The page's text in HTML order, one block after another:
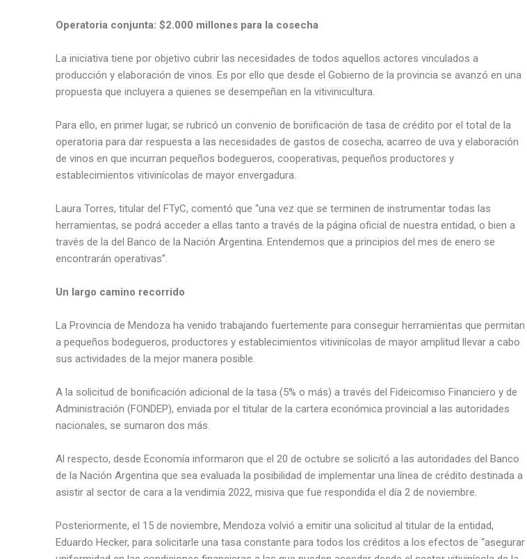
Operatoria conjunta: $2.000 millones para la cosecha
La iniciativa tiene por objetivo cubrir las necesidades de todos aquellos actores vinculados a
producción y elaboración de vinos. Es por ello que desde el Gobierno de la provincia se avanzó en una
propuesta que incluyera a quienes se desempeñan en la vitivinicultura.
Para ello, en primer lugar, se rubricó un convenio de bonificación de tasa de crédito por el total de la
operatoria para dar respuesta a las necesidades de gastos de cosecha, acarreo de uva y elaboración
de vinos en que incurran pequeños bodegueros, cooperativas, pequeños productores y
establecimientos vitivinícolas de mayor envergadura.
Laura Torres, titular del FTyC, comentó que “una vez que se terminen de instrumentar todas las
herramientas, se podrá acceder a ellas tanto a través de la página oficial de nuestra entidad, o bien a
través de la del Banco de la Nación Argentina. Entendemos que a principios del mes de enero se
encontrarán operativas”.
Un largo camino recorrido
La Provincia de Mendoza ha venido trabajando fuertemente para conseguir herramientas que permitan
a pequeños bodegueros, productores y establecimientos vitivinícolas de mayor amplitud llevar a cabo
sus actividades de la mejor manera posible.
A la solicitud de bonificación adicional de la tasa (5% o más) a través del Fideicomiso Financiero y de
Administración (FONDEP), enviada por el titular de la cartera económica provincial a las autoridades
nacionales, se sumaron dos más.
Al respecto, desde Economía informaron que el 20 de octubre se solicitó a las autoridades del Banco
de la Nación Argentina que sea evaluada la posibilidad de implementar una línea de crédito destinada a
asistir al sector de cara a la vendimia 2022, misiva que fue respondida el día 2 de noviembre.
Posteriormente, el 15 de noviembre, Mendoza volvió a emitir una solicitud al titular de la entidad,
Eduardo Hecker, para solicitarle una tasa constante para todos los créditos a los efectos de “asegurar